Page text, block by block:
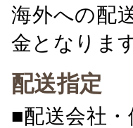
海外への配
金となりま
配送指定
■配送会社